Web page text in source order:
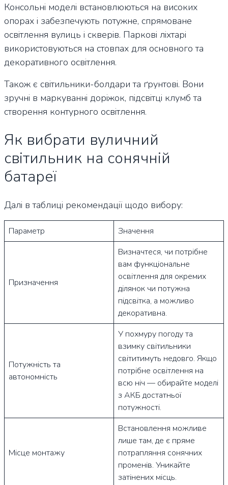
Консольні моделі встановлюються на високих
опорах і забезпечують потужне, спрямоване
освітлення вулиць і скверів. Паркові ліхтарі
використовуються на стовпах для основного та
декоративного освітлення.
Також є світильники-болдари та ґрунтові. Вони
зручні в маркуванні доріжок, підсвітці клумб та
створення контурного освітлення.
Як вибрати вуличний
світильник на сонячній
батареї
Далі в таблиці рекомендації щодо вибору:
Параметр Значення
Призначення
Визначтеся, чи потрібне
вам функціональне
освітлення для окремих
ділянок чи потужна
підсвітка, а можливо
декоративна.
Потужність та
автономність
У похмуру погоду та
взимку світильники
світитимуть недовго. Якщо
потрібне освітлення на
всю ніч — обирайте моделі
з АКБ достатньої
потужності.
Місце монтажу
Встановлення можливе
лише там, де є пряме
потрапляння сонячних
променів. Уникайте
затінених місць.